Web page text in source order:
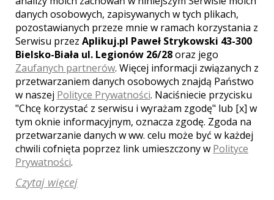
Wideofilmowanie Rzeszów
Wideofilmowanie Stalowa Wola
Wideofilmowanie Dębica
Wideofilmowanie Krosno
Wideofilmowanie Tarnobrzeg
Wideofilmowanie Przemyśl
Wideofilmowanie Mielec
Wideofilmowanie Jasło
Wideofilmowanie Kolbuszowa
Wideofilmowanie Nisko
Wideofilmowanie Sanok
Wideofilmowanie Jarosław
danych osobowych, zapisywanych w tych plikach,
pozostawianych przeze mnie w ramach korzystania z
Serwisu przez Aplikuj.pl Paweł Strykowski 43-300
Bielsko-Biała ul. Legionów 26/28oraz jego
Zaufanych partnerów. Więcej informacji związanych z
przetwarzaniem danych osobowych znajdą Państwo
w naszej Polityce Prywatności. Naciśniecie przycisku
"Chcę korzystać z serwisu i wyrażam zgodę" lub [x] w
tym oknie informacyjnym, oznacza zgodę. Zgoda na
przetwarzanie danych w ww. celu może być w każdej
chwili cofnięta poprzez link umieszczony w Polityce
Prywatności.
Czytaj więcej